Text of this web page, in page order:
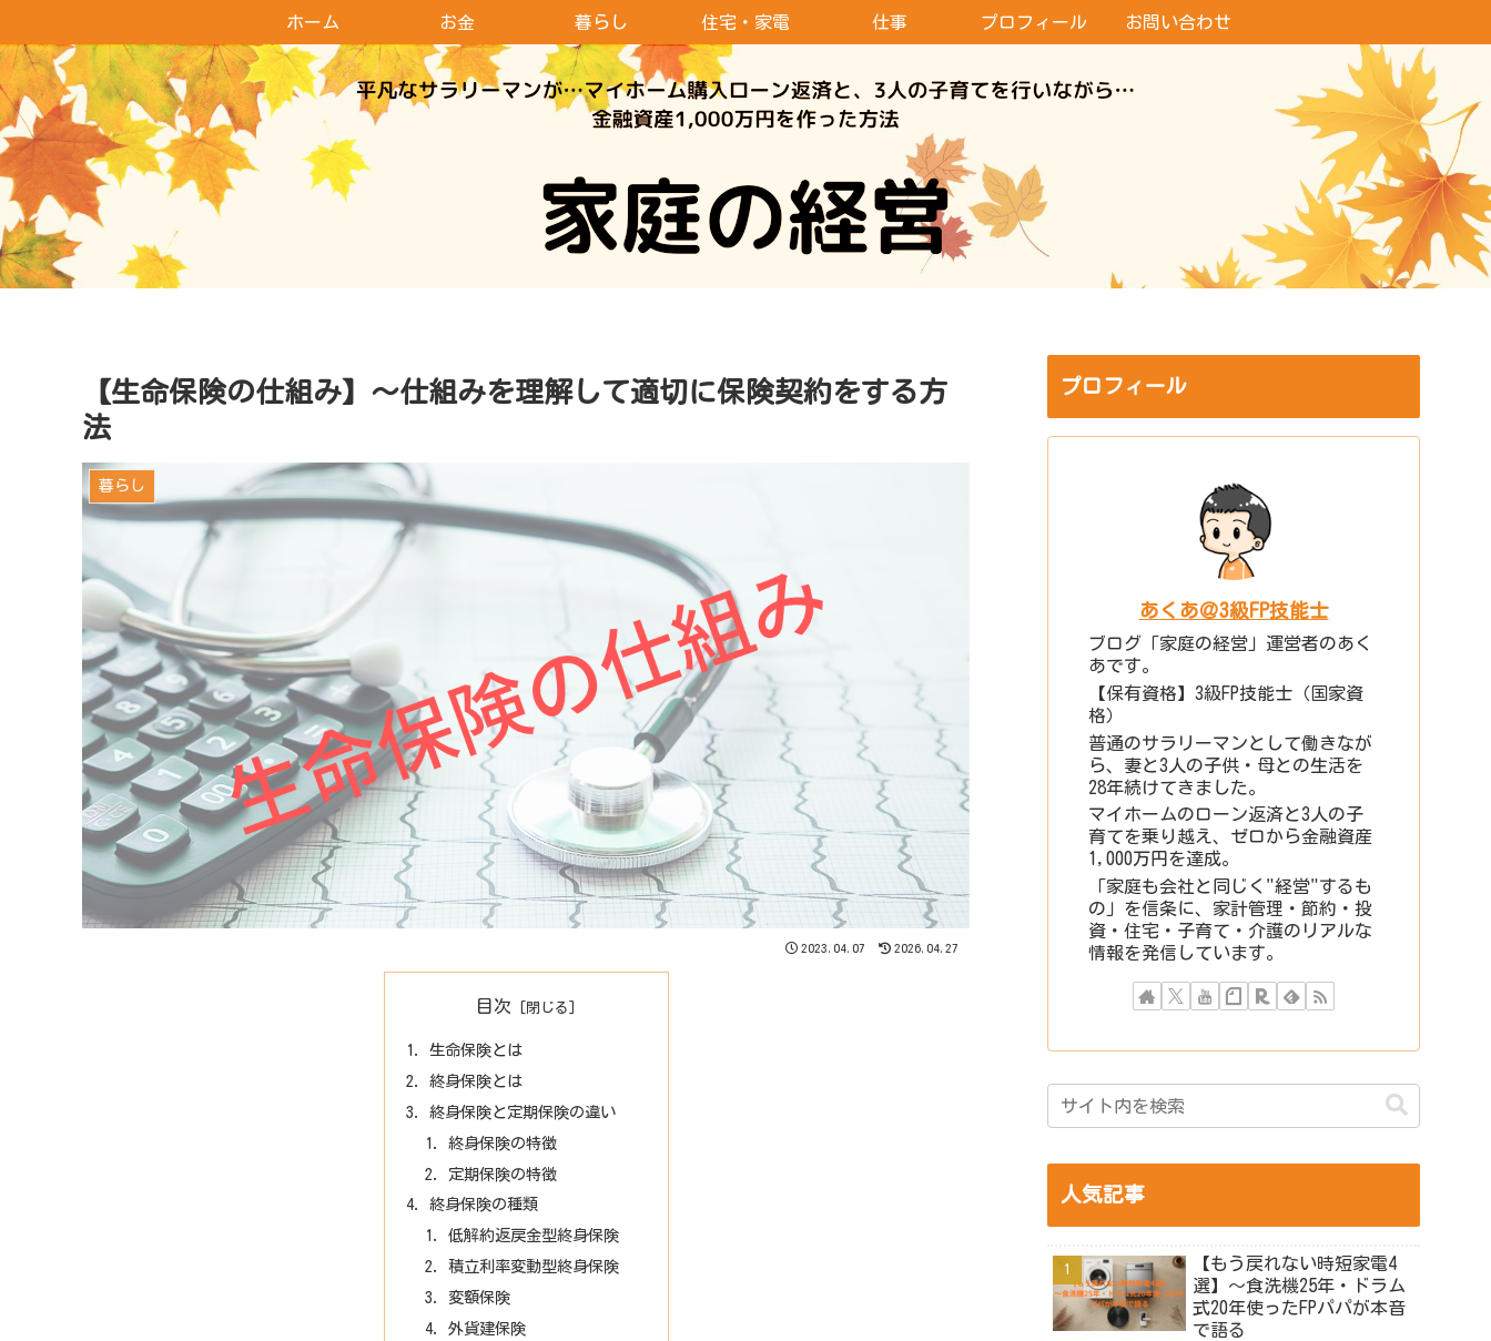
ホーム お金 暮らし 住宅・家電 仕事 プロフィール お問い合わせ
【生命保険の仕組み】～仕組みを理解して適切に保険契約をする方
法
暮らし
2023.04.07 2026.04.27
目次
生命保険とは
終身保険とは
終身保険と定期保険の違い
終身保険の特徴
定期保険の特徴
終身保険の種類
低解約返戻金型終身保険
積立利率変動型終身保険
変額保険
外貨建保険
プロフィール
あくあ＠3級FP技能士
ブログ「家庭の経営」運営者のあく
あです。
【保有資格】3級FP技能士（国家資
格）
普通のサラリーマンとして働きなが
ら、妻と3人の子供・母との生活を
28年続けてきました。
マイホームのローン返済と3人の子
育てを乗り越え、ゼロから金融資産
1,000万円を達成。
「家庭も会社と同じく"経営"するも
の」を信条に、家計管理・節約・投
資・住宅・子育て・介護のリアルな
情報を発信しています。
人気記事
【もう戻れない時短家電4
選】～食洗機25年・ドラム
式20年使ったFPパパが本音
で語る